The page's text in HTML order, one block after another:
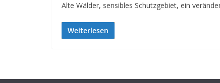
Alte Wälder, sensibles Schutzgebiet, ein
Weiterlesen